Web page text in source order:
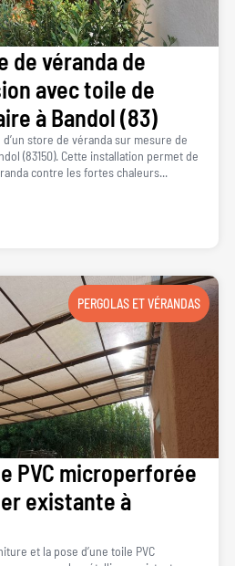
de véranda de
avec toile de
à Bandol (83)
store de véranda sur mesure de
(83150). Cette installation permet de
contre les fortes chaleurs...
PERGOLAS ET VÉRANDAS
PVC microperforée
existante à
et la pose d’une toile PVC